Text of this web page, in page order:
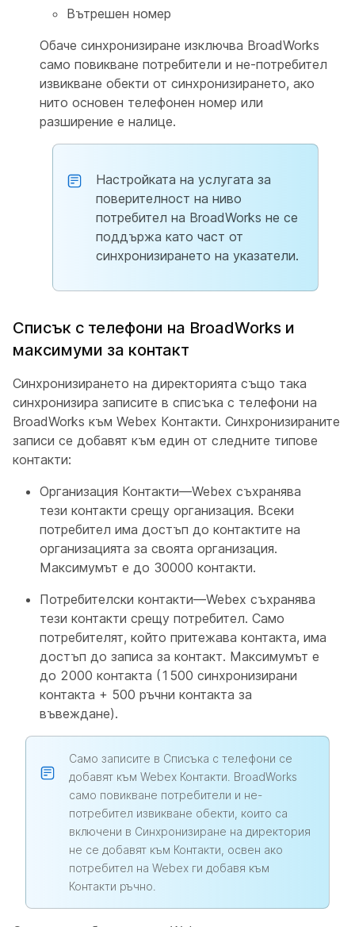
Вътрешен номер
Обаче синхронизиране изключва BroadWorks
само повикване потребители и не-потребител
извикване обекти от синхронизирането, ако
нито основен телефонен номер или
разширение е налице.
Настройката на услугата за
поверителност на ниво
потребител на BroadWorks не се
поддържа като част от
синхронизирането на указатели.
Списък с телефони на BroadWorks и
максимуми за контакт
Синхронизирането на директорията също така
синхронизира записите в списъка с телефони на
BroadWorks към Webex Контакти. Синхронизираните
записи се добавят към един от следните типове
контакти:
Организация Контакти—Webex съхранява
тези контакти срещу организация. Всеки
потребител има достъп до контактите на
организацията за своята организация.
Максимумът е до 30000 контакти.
Потребителски контакти—Webex съхранява
тези контакти срещу потребител. Само
потребителят, който притежава контакта, има
достъп до записа за контакт. Максимумът е
до 2000 контакта (1500 синхронизирани
контакта + 500 ръчни контакта за
въвеждане).
Само записите в Списъка с телефони се
добавят към Webex Контакти. BroadWorks
само повикване потребители и не-
потребител извикване обекти, които са
включени в Синхронизиране на директория
не се добавят към Контакти, освен ако
потребител на Webex ги добавя към
Контакти ръчно.